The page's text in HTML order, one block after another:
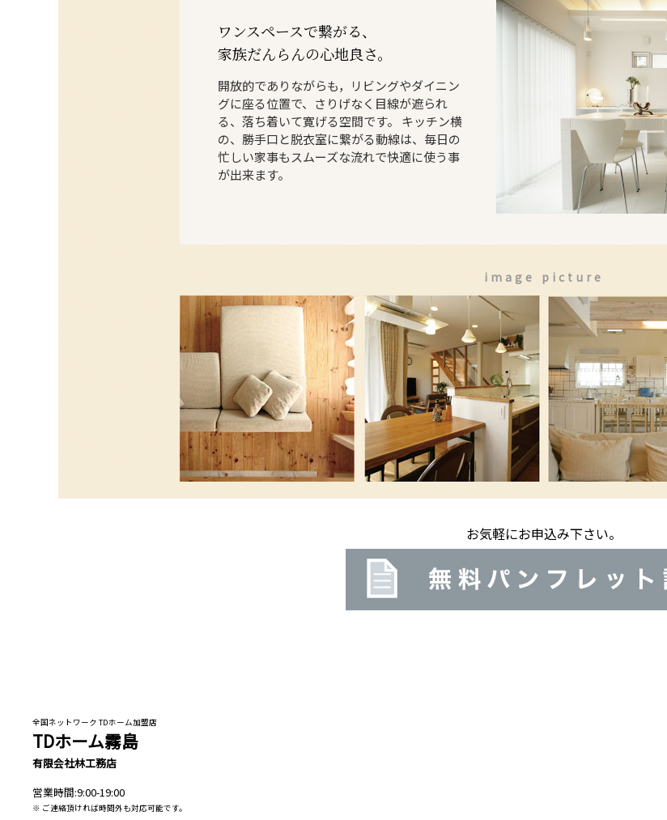
ワンスペースで繋がる、
家族だんらんの心地良さ。
開放的でありながらも，リビングやダイニン
グに座る位置で、さりげなく目線が遮られ
る、落ち着いて寛げる空間です。 キッチン横
の、勝手口と脱衣室に繋がる動線は、毎日の
忙しい家事もスムーズな流れで快適に使う事
が出来ます。
image picture
お気軽にお申込み下さい。
全国ネットワーク TDホーム加盟店
TDホーム霧島
有限会社林工務店
営業時間:9:00-19:00
※ ご連絡頂ければ時間外も対応可能です。